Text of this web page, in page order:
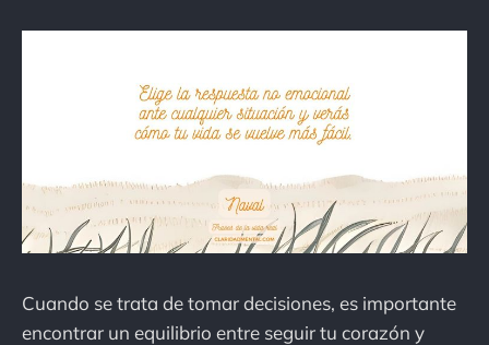
Cuando se trata de tomar decisiones, es importante
encontrar un equilibrio entre seguir tu corazón y